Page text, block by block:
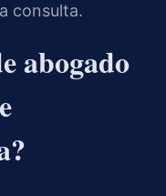
consulta.
abogado